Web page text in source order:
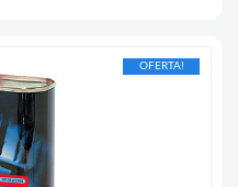
OFERTA!